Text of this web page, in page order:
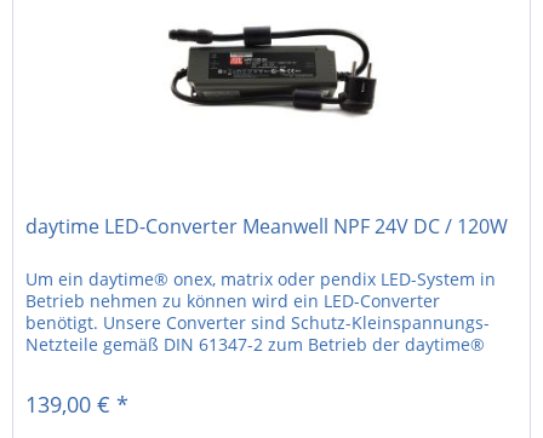
daytime LED-Converter Meanwell NPF 24V DC / 120W
Um ein daytime® onex, matrix oder pendix LED-System in
Betrieb nehmen zu können wird ein LED-Converter
benötigt. Unsere Converter sind Schutz-Kleinspannungs-
Netzteile gemäß DIN 61347-2 zum Betrieb der daytime®
139,00 € *